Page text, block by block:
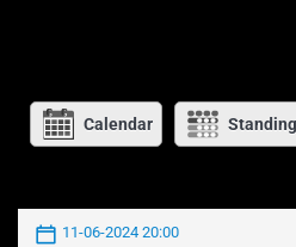
Calendar
11-06-2024 20:00